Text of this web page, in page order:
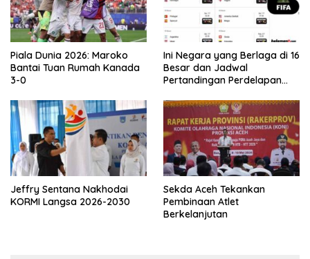
Piala Dunia 2026: Maroko
Bantai Tuan Rumah Kanada
3-0
Ini Negara yang Berlaga di 16
Besar dan Jadwal
Pertandingan Perdelapan
Jeffry Sentana Nakhodai
KORMI Langsa 2026-2030
Sekda Aceh Tekankan
Pembinaan Atlet
Berkelanjutan